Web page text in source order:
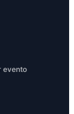
evento